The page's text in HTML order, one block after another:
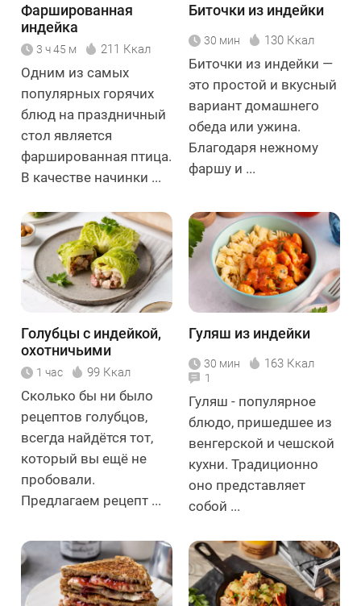
Фаршированная
индейка
3 ч 45 м 211 Ккал
Одним из самых
популярных горячих
блюд на праздничный
стол является
фаршированная птица.
В качестве начинки ...
Биточки из индейки
30 мин 130 Ккал
Биточки из индейки —
это простой и вкусный
вариант домашнего
обеда или ужина.
Благодаря нежному
фаршу и ...
Голубцы с индейкой,
охотничьими
колбасками и
миндалём
1 час 99 Ккал
Сколько бы ни было
рецептов голубцов,
всегда найдётся тот,
который вы ещё не
пробовали.
Предлагаем рецепт ...
Гуляш из индейки
30 мин 163 Ккал
1
Гуляш - популярное
блюдо, пришедшее из
венгерской и чешской
кухни. Традиционно
оно представляет
собой ...